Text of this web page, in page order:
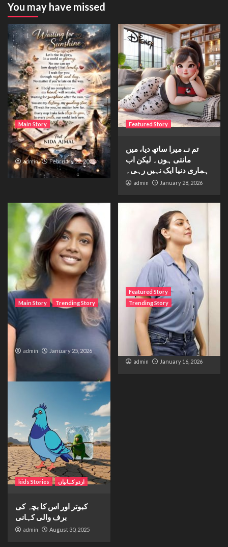
You may have missed
Main Story
Waiting for sunshine
admin February 22, 2026
Featured Story
تم نے میرا ساتھ دیا، میں
مانتی ہوں۔ لیکن اب
ہماری دنیا ایک نہیں رہی۔
admin January 28, 2026
Main Story Trending Story
The Bride from the
Accident
admin January 25, 2026
Featured Story
Trending Story
The Silent Wait – A Life
Trapped Between
Distance and Duty
admin January 16, 2026
kids Stories اردو کہانیاں
کبوتر اور اس کا بچہ کی
برف والی کہانی
admin August 30, 2025